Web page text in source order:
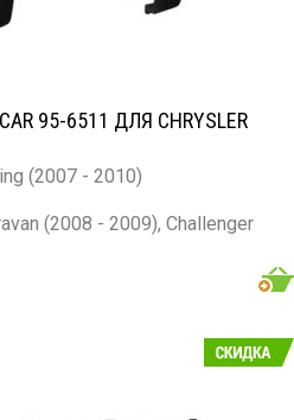
95-6511 ДЛЯ CHRYSLER
(2007 - 2010)
(2008 - 2009), Challenger
- 2010), Dakota (2008 -
(2009 - 2011)
Grand Cherokee (2008 -
Patriot (2009 - 2010),